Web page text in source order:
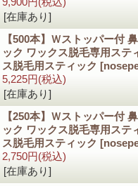
[在庫あり]
【500本】Ｗストッパー付
ック ワックス脱毛専用ステ
ス脱毛用スティック
5,225円(税込)
[在庫あり]
【250本】Ｗストッパー付
ック ワックス脱毛専用ステ
ス脱毛用スティック
2,750円(税込)
[在庫あり]